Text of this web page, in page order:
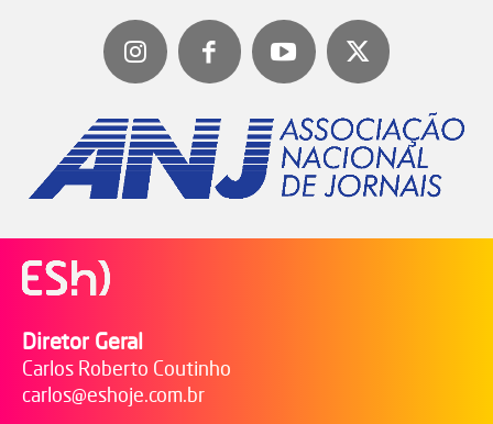
Diretor Geral
Carlos Roberto Coutinho
carlos@eshoje.com.br